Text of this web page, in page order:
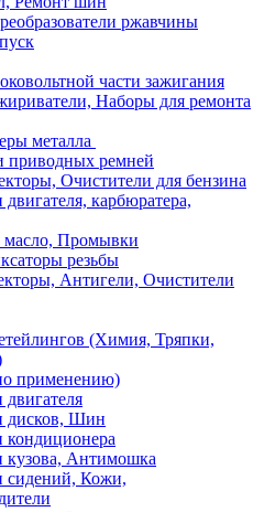
ржавчины
части зажигания
Наборы для ремонта
металла
приводных ремней
Очистители для бензина
карбюратера,
масло, Промывки
резьбы
Антигели, Очистители
(Химия, Тряпки,
применению)
дисков, Шин
кондиционера
кузова, Антимошка
сидений, Кожи,